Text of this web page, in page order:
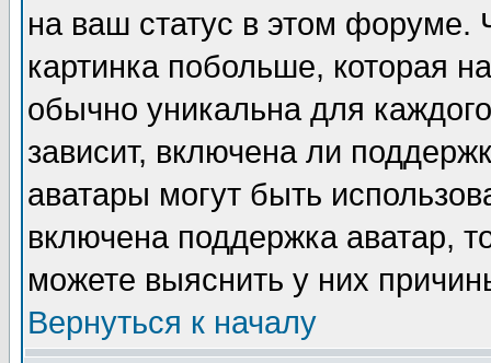
на ваш статус в этом форуме.
картинка побольше, которая
обычно уникальна для
зависит, включена ли
аватары могут быть
включена поддержка аватар,
можете выяснить у них
Вернуться к началу